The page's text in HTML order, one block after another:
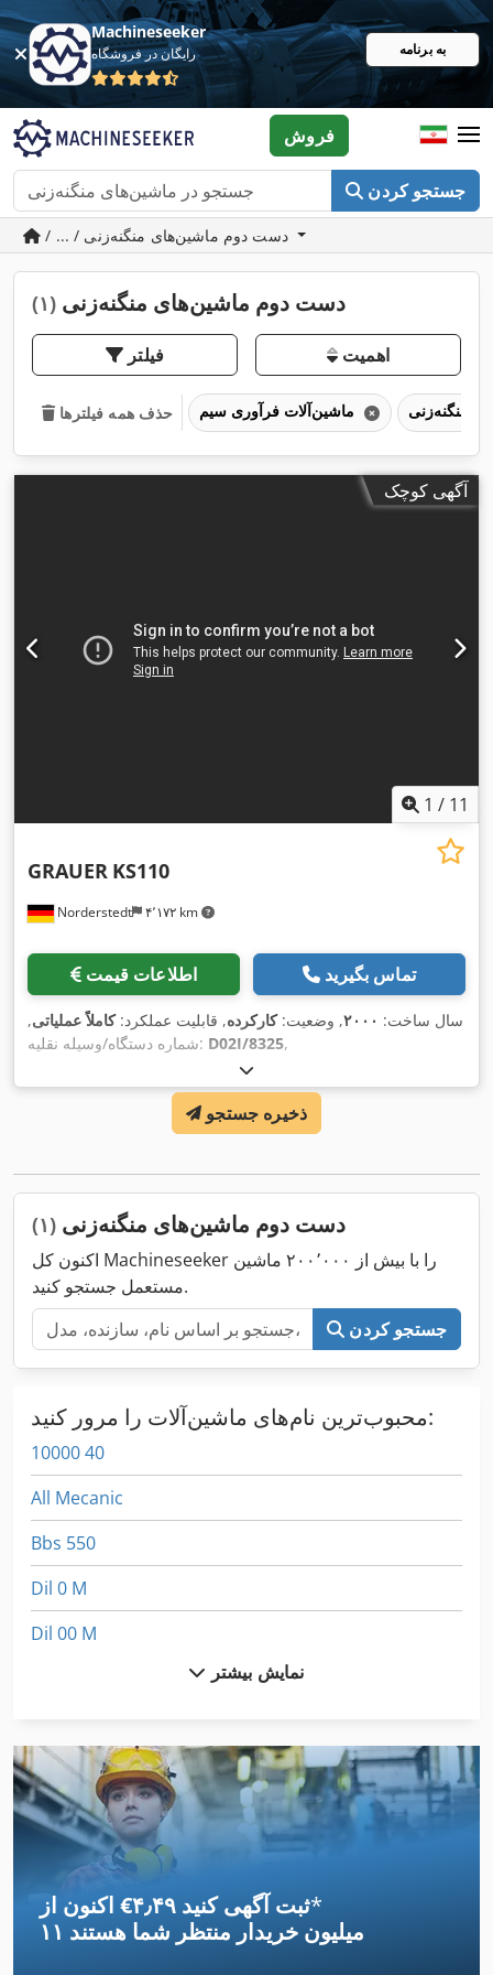
Machineseeker
رایگان در فروشگاه به برنامه
جستجو کردن
فروش
/ ... / دست دوم ماشین‌های منگنه‌زنی
دست دوم ماشین‌های منگنه‌زنی (۱)
فیلتر اهمیت
حذف همه فیلترها
آگهی کوچک
1 / 11
Norderstedt ۴٬۱۷۲ km
GRAUER KS110
اطلاعات قیمت تماس بگیرید
سال ساخت: ۲۰۰۰, وضعیت:کارکرده, قابلیت عملکرد:کاملاً عملیاتی,
شماره دستگاه/وسیله نقلیه: D02I/8325,
ذخیره جستجو
دست دوم ماشین‌های منگنه‌زنی (۱)
اکنون کل Machineseeker را با بیش از ۲۰۰٬۰۰۰ ماشین
مستعمل جستجو کنید.
جستجو کردن
محبوب‌ترین نام‌های ماشین‌آلات را مرور کنید:
10000 40
All Mecanic
Bbs 550
Dil 0 M
Dil 00 M
Fz 0
German
Hsc 20 Linear
International 434
Meh 5 2 1 8 B
نمایش بیشتر
اکنون از ‎€۴٫۴۹ ثبت آگهی کنید*
۱۱ میلیون خریدار منتظر شما هستند